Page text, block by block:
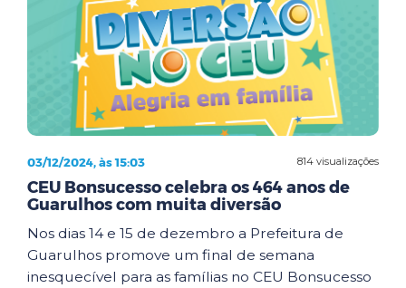
814 visualizações
03/12/2024, às 15:03
CEU Bonsucesso celebra os 464 anos de
Guarulhos com muita diversão
Nos dias 14 e 15 de dezembro a Prefeitura de
Guarulhos promove um final de semana
inesquecível para as famílias no CEU Bonsucesso